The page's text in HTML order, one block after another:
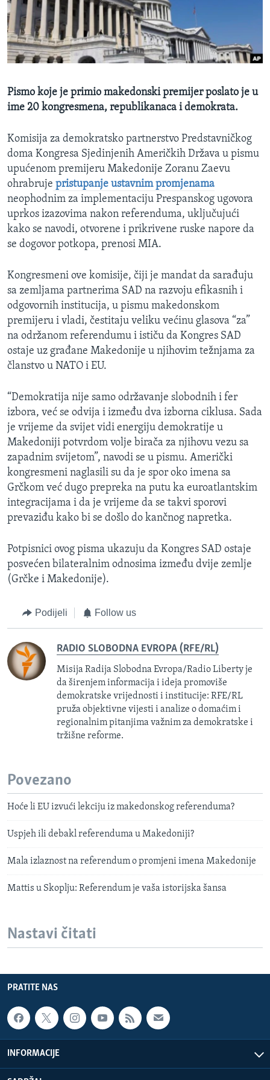
MAGAZIN
O GLASU AMERIKE
Learning English
PRATITE NAS
Jezici
Pismo koje je primio makedonski premijer poslato je u
ime 20 kongresmena, republikanaca i demokrata.
Komisija za demokratsko partnerstvo Predstavničkog
doma Kongresa Sjedinjenih Američkih Država u pismu
upućenom premijeru Makedonije Zoranu Zaevu
ohrabruje pristupanje ustavnim promjenama
neophodnim za implementaciju Prespanskog ugovora
uprkos izazovima nakon referenduma, uključujući
kako se navodi, otvorene i prikrivene ruske napore da
se dogovor potkopa, prenosi MIA.
Kongresmeni ove komisije, čiji je mandat da sarađuju
sa zemljama partnerima SAD na razvoju efikasnih i
odgovornih institucija, u pismu makedonskom
premijeru i vladi, čestitaju veliku većinu glasova “za”
na održanom referendumu i ističu da Kongres SAD
ostaje uz građane Makedonije u njihovim težnjama za
članstvo u NATO i EU.
“Demokratija nije samo održavanje slobodnih i fer
izbora, već se odvija i između dva izborna ciklusa. Sada
je vrijeme da svijet vidi energiju demokratije u
Makedoniji potvrdom volje birača za njihovu vezu sa
zapadnim svijetom”, navodi se u pismu. Američki
kongresmeni naglasili su da je spor oko imena sa
Grčkom već dugo prepreka na putu ka euroatlantskim
integracijama i da je vrijeme da se takvi sporovi
prevaziđu kako bi se došlo do kančnog napretka.
Potpisnici ovog pisma ukazuju da Kongres SAD ostaje
posvećen bilateralnim odnosima između dvije zemlje
(Grčke i Makedonije).
Podijeli Follow us
RADIO SLOBODNA EVROPA (RFE/RL)
Misija Radija Slobodna Evropa/Radio Liberty je
da širenjem informacija i ideja promoviše
demokratske vrijednosti i institucije: RFE/RL
pruža objektivne vijesti i analize o domaćim i
regionalnim pitanjima važnim za demokratske i
tržišne reforme.
Povezano
Hoće li EU izvući lekciju iz makedonskog referenduma?
Uspjeh ili debakl referenduma u Makedoniji?
Mala izlaznost na referendum o promjeni imena Makedonije
Mattis u Skoplju: Referendum je vaša istorijska šansa
Nastavi čitati
PRATITE NAS
INFORMACIJE